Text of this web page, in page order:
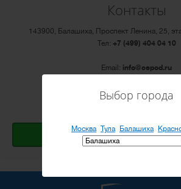
Выбор города
Москва Тула Балашиха
Контакты
143900, Балашиха, Проспект Ленина, 25,
Тел: +7 (499) 404 04 10
Email: info@cepod.ru
Открыть Яндекс.карту
Оставить заявку